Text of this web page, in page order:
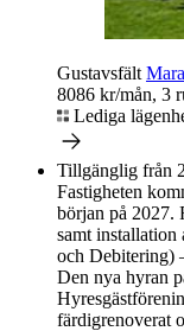
Gustavsfält
8086 kr/mån, 3
Lediga
Tillgänglig från
Fastigheten
början på 2027.
samt
och Debitering)
Den nya hyran
färdigrenoverat